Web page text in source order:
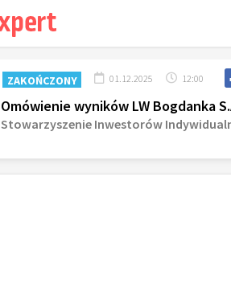
ZAKOŃCZONY 01.12.2025 12:00
Omówienie wyników LW Bogdanka
Stowarzyszenie Inwestorów